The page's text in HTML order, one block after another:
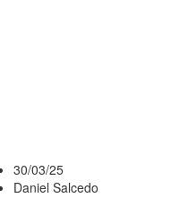
30/03/25
Daniel Salcedo